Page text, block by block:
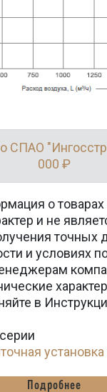
СПАО
000 ₽
о товарах
и не
точных
и условиях
в
Подробнее